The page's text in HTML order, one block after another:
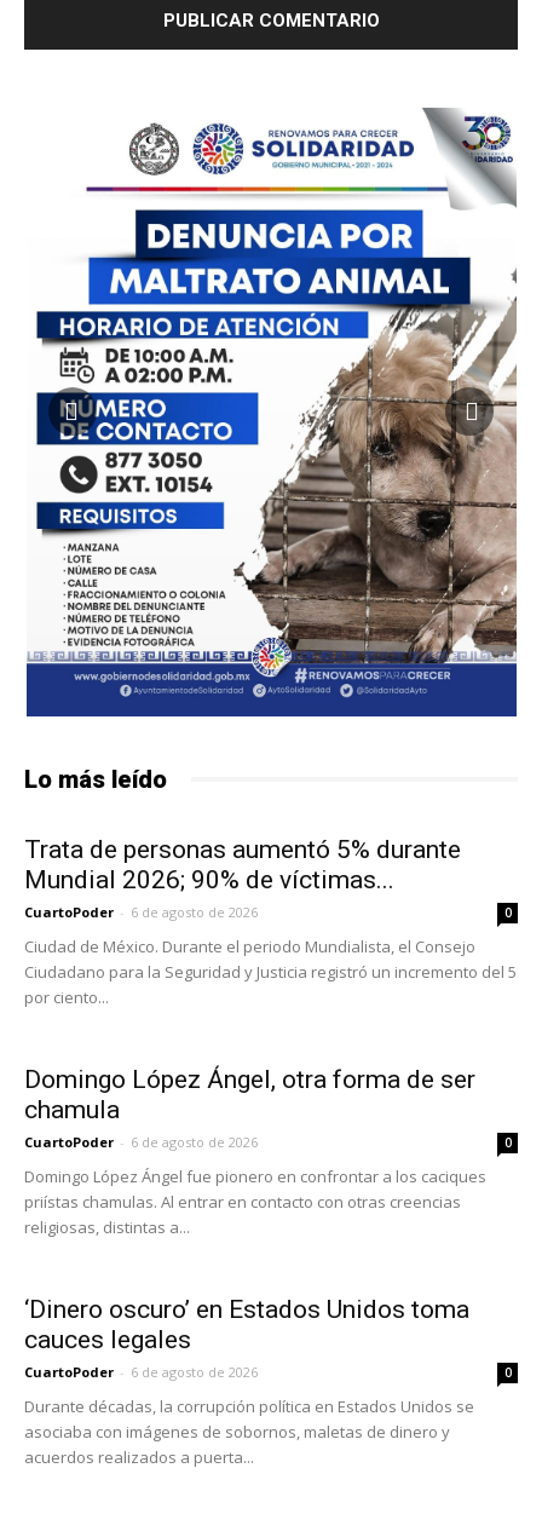
Lo más leído
Trata de personas aumentó 5% durante
Mundial 2026; 90% de víctimas...
CuartoPoder - 6 de agosto de 2026 0
Ciudad de México. Durante el periodo Mundialista, el Consejo
Ciudadano para la Seguridad y Justicia registró un incremento del 5
por ciento...
Domingo López Ángel, otra forma de ser
chamula
CuartoPoder - 6 de agosto de 2026 0
Domingo López Ángel fue pionero en confrontar a los caciques
priístas chamulas. Al entrar en contacto con otras creencias
religiosas, distintas a...
‘Dinero oscuro’ en Estados Unidos toma
cauces legales
CuartoPoder - 6 de agosto de 2026 0
Durante décadas, la corrupción política en Estados Unidos se
asociaba con imágenes de sobornos, maletas de dinero y
acuerdos realizados a puerta...